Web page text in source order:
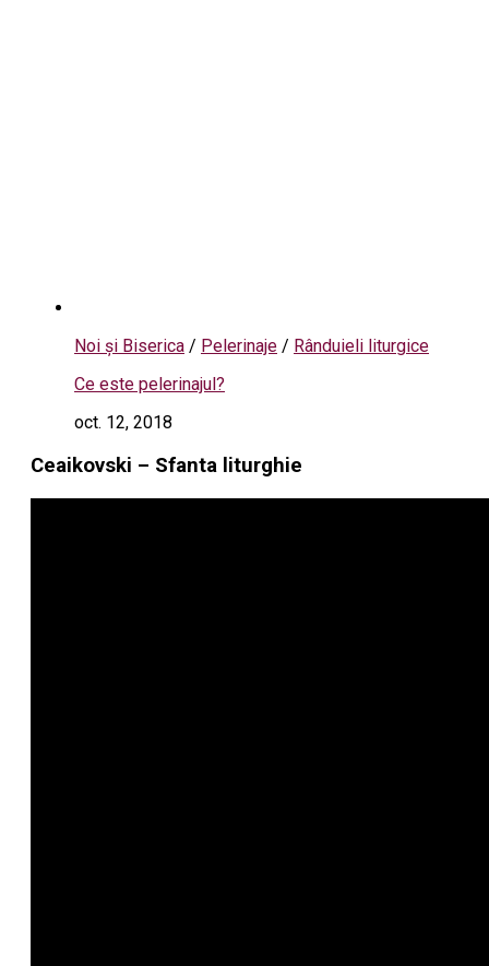
Noi și Biserica / Pelerinaje / Rânduieli liturgice
Ce este pelerinajul?
oct. 12, 2018
Ceaikovski – Sfanta liturghie